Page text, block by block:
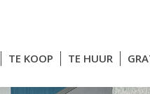
TE KOOP TE HUUR